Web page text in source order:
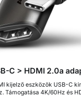
C > HDMI 2.0a
kijelző eszközök USB-C
Támogatása 4K/60Hz és